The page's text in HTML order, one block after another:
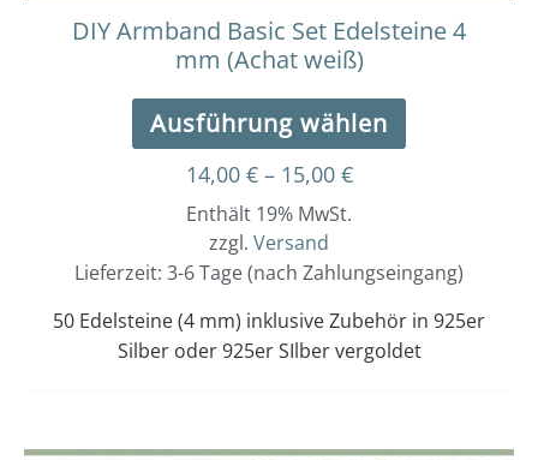
DIY Armband Basic Set Edelsteine 4
mm (Achat weiß)
Ausführung wählen
werden
14,00 € – 15,00 €
Enthält 19% MwSt.
zzgl. Versand
Lieferzeit: 3-6 Tage (nach Zahlungseingang)
50 Edelsteine (4 mm) inklusive Zubehör in 925er
Silber oder 925er SIlber vergoldet